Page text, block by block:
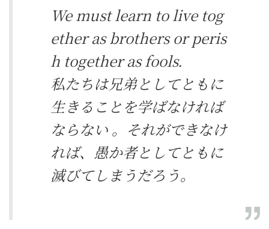
We must learn to live tog
ether as brothers or peris
h together as fools.
私たちは兄弟としてともに
生きることを学ばなければ
ならない 。それができなけ
れば、愚か者としてともに
滅びてしまうだろう。